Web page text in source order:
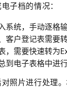
子档的情况：
系统，手动逐格
客户登记表需要
，需要快速转为
到电子表格中进
照片进行处理